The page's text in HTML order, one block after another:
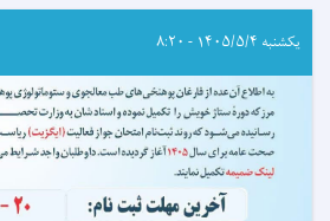
خروجی
(ایگزیت)
علوم
صحی
مربوط
وزارت
صحت
عامه!
یکشنبه ۱۴۰۵/۵/۴ - ۸:۲۰